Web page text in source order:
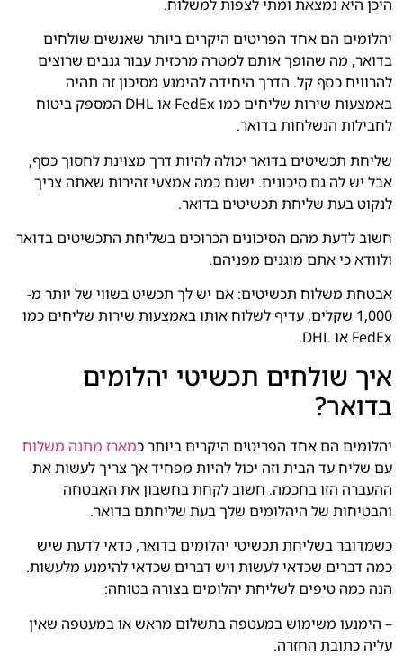
היכן היא נמצאת ומתי לצפות למשלוח.
יהלומים הם אחד הפריטים היקרים ביותר שאנשים שולחים
בדואר, מה שהופך אותם למטרה מרכזית עבור גנבים שרוצים
להרוויח כסף קל. הדרך היחידה להימנע מסיכון זה תהיה
באמצעות שירות שליחים כמו FedEx או DHL המספק ביטוח
לחבילות הנשלחות בדואר.
שליחת תכשיטים בדואר יכולה להיות דרך מצוינת לחסוך כסף,
אבל יש לה גם סיכונים. ישנם כמה אמצעי זהירות שאתה צריך
לנקוט בעת שליחת תכשיטים בדואר.
חשוב לדעת מהם הסיכונים הכרוכים בשליחת התכשיטים בדואר
ולוודא כי אתם מוגנים מפניהם.
אבטחת משלוח תכשיטים: אם יש לך תכשיט בשווי של יותר מ-
1,000 שקלים, עדיף לשלוח אותו באמצעות שירות שליחים כמו
FedEx או DHL.
איך שולחים תכשיטי יהלומים
בדואר?
יהלומים הם אחד הפריטים היקרים ביותר כמארז מתנה משלוח
עם שליח עד הבית וזה יכול להיות מפחיד אך צריך לעשות את
ההעברה הזו בחכמה. חשוב לקחת בחשבון את האבטחה
והבטיחות של היהלומים שלך בעת שליחתם בדואר.
כשמדובר בשליחת תכשיטי יהלומים בדואר, כדאי לדעת שיש
כמה דברים שכדאי לעשות ויש דברים שכדאי להימנע מלעשות.
הנה כמה טיפים לשליחת יהלומים בצורה בטוחה:
– הימנעו משימוש במעטפה בתשלום מראש או במעטפה שאין
עליה כתובת החזרה.